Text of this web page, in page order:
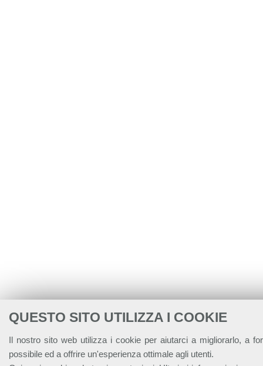
QUESTO SITO UTILIZZA I COOKIE
Il nostro sito web utilizza i cookie per aiutarci a migliorarlo, a
possibile ed a offrire un'esperienza ottimale agli utenti.